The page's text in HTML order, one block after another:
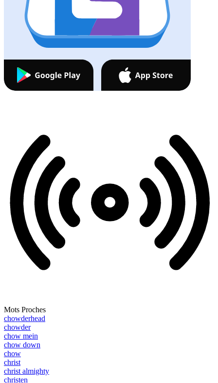
Mots Proches
chowderhead
chowder
chow mein
chow down
chow
christ
christ almighty
christen